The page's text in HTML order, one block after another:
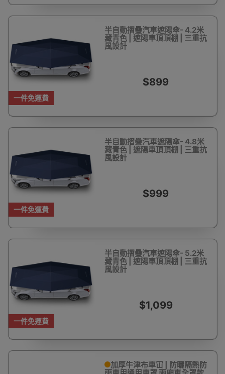
一件免運費
半自動摺疊汽車遮陽傘- 4.2米
藏青色 | 遮陽車頂頂棚 | 三重抗
風設計
$899
一件免運費
半自動摺疊汽車遮陽傘- 4.8米
藏青色 | 遮陽車頂頂棚 | 三重抗
風設計
$999
一件免運費
半自動摺疊汽車遮陽傘- 5.2米
藏青色 | 遮陽車頂頂棚 | 三重抗
風設計
$1,099
加厚牛津布車冚 | 防曬隔熱防